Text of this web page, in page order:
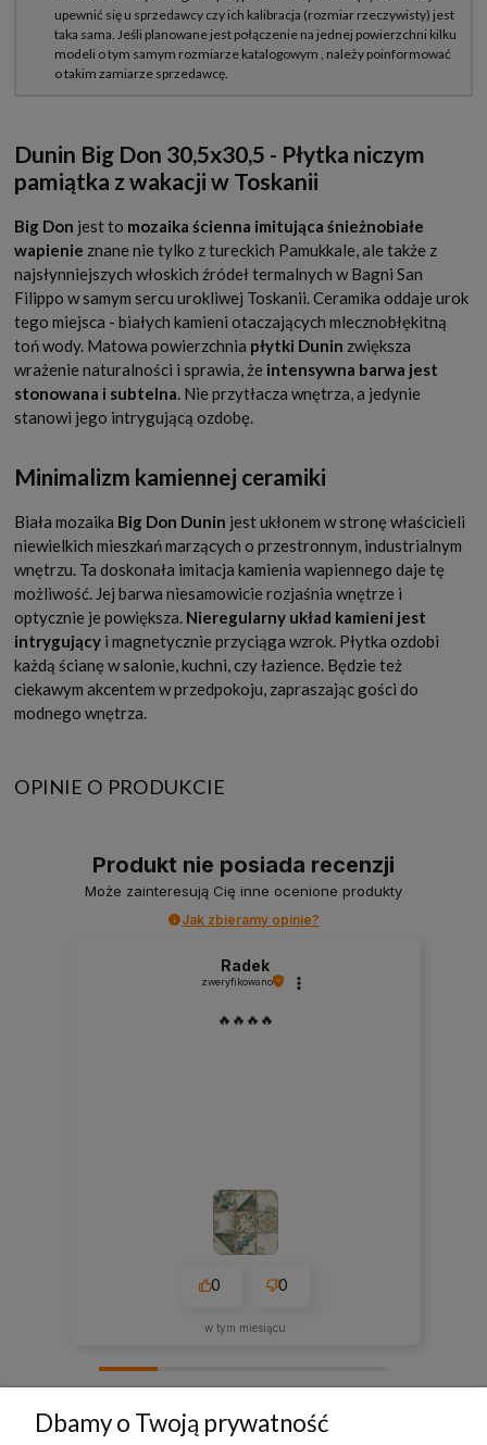
Dunin Big Don 30,5x30,5 - Płytka niczym
pamiątka z wakacji w Toskanii
Big Don jest to mozaika ścienna imitująca śnieżnobiałe
wapienie znane nie tylko z tureckich Pamukkale, ale także z
najsłynniejszych włoskich źródeł termalnych w Bagni San
Filippo w samym sercu urokliwej Toskanii. Ceramika oddaje urok
tego miejsca - białych kamieni otaczających mlecznobłękitną
toń wody. Matowa powierzchnia płytki Dunin zwiększa
wrażenie naturalności i sprawia, że intensywna barwa jest
stonowana i subtelna. Nie przytłacza wnętrza, a jedynie
stanowi jego intrygującą ozdobę.
Minimalizm kamiennej ceramiki
Biała mozaika Big Don Dunin jest ukłonem w stronę właścicieli
niewielkich mieszkań marzących o przestronnym, industrialnym
wnętrzu. Ta doskonała imitacja kamienia wapiennego daje tę
możliwość. Jej barwa niesamowicie rozjaśnia wnętrze i
optycznie je powiększa. Nieregularny układ kamieni jest
intrygujący i magnetycznie przyciąga wzrok. Płytka ozdobi
każdą ścianę w salonie, kuchni, czy łazience. Będzie też
ciekawym akcentem w przedpokoju, zapraszając gości do
modnego wnętrza.
OPINIE O PRODUKCIE
Produkt nie posiada recenzji
Może zainteresują Cię inne ocenione produkty
Jak zbieramy opinie?
Radek
zweryfikowano
🔥🔥🔥🔥
0 0
w tym miesiącu
Dbamy o Twoją prywatność